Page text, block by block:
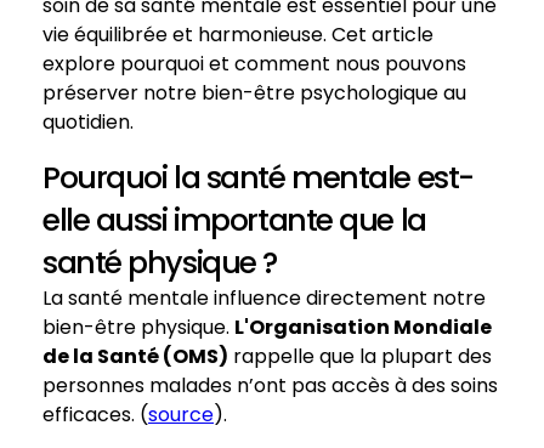
vie équilibrée et harmonieuse. Cet article
explore pourquoi et comment nous pouvons
préserver notre bien-être psychologique au
quotidien.
Pourquoi la santé mentale est-
elle aussi importante que la
santé physique ?
La santé mentale influence directement notre
bien-être physique. L'Organisation Mondiale
de la Santé (OMS) rappelle que la plupart des
personnes malades n’ont pas accès à des soins
efficaces. (source).